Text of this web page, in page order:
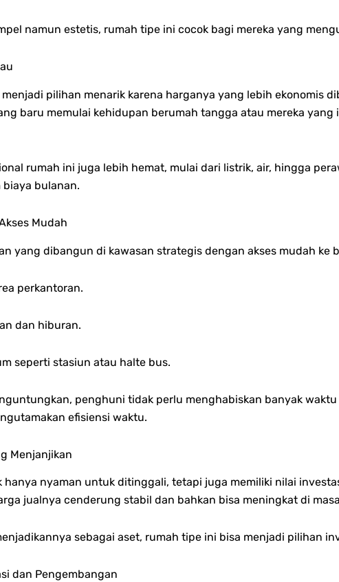
namun estetis, rumah tipe ini cocok bagi mereka yang
pilihan menarik karena harganya yang lebih ekonomis
baru memulai kehidupan berumah tangga atau mereka
rumah ini juga lebih hemat, mulai dari listrik, air, hingga
bulanan.
Mudah
yang dibangun di kawasan strategis dengan akses mudah ke
perkantoran.
dan hiburan.
seperti stasiun atau halte bus.
penghuni tidak perlu menghabiskan banyak
efisiensi waktu.
Menjanjikan
nyaman untuk ditinggali, tetapi juga memiliki nilai
jualnya cenderung stabil dan bahkan bisa meningkat di
sebagai aset, rumah tipe ini bisa menjadi pilihan
dan Pengembangan